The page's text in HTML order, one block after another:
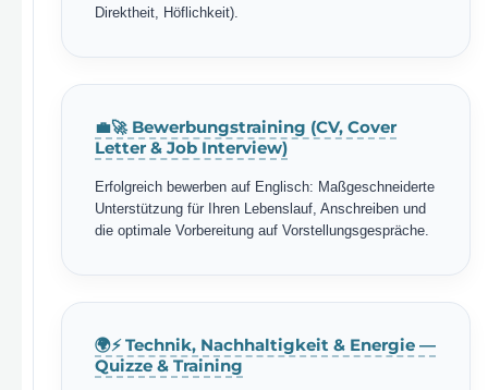
Direktheit, Höflichkeit).
💼🚀 Bewerbungstraining (CV, Cover
Letter & Job Interview)
Erfolgreich bewerben auf Englisch: Maßgeschneiderte
Unterstützung für Ihren Lebenslauf, Anschreiben und
die optimale Vorbereitung auf Vorstellungsgespräche.
🌍⚡ Technik, Nachhaltigkeit & Energie —
Quizze & Training